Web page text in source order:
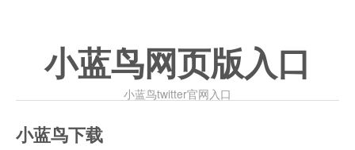
小蓝鸟网页版入口
小蓝鸟twitter官网入口
小蓝鸟下载